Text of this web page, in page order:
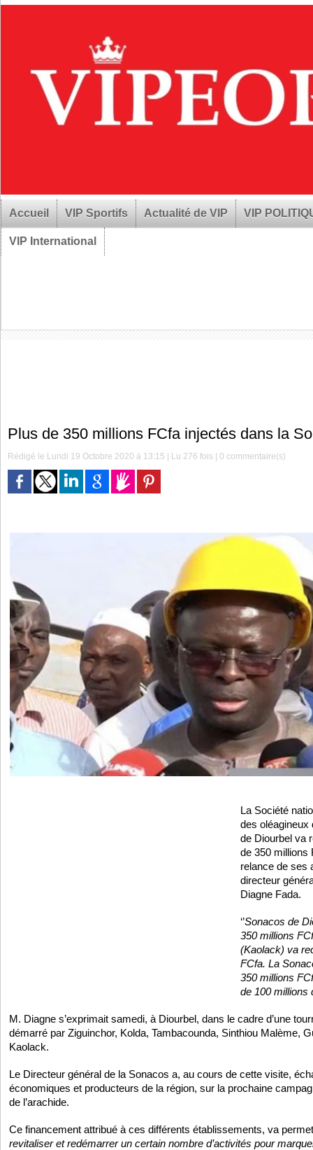
Accueil VIP Sportifs Actualité de VIP VIP
VIP International
Plus de 350 millions FCfa injectés dans la
Rédigé le Lundi 19 Octobre 2020 à 13:15 | Lu 276 fois |0 commentaire(s)
La Société
des oléagineux
de Diourbel va
de 350 millions
relance de ses
directeur
Diagne Fada.
‘’Sonacos de
350 millions
(Kaolack) va
FCfa. La
350 millions
de 100 millions
M. Diagne s’exprimait samedi, à Diourbel, dans le cadre d’une
démarré par Ziguinchor, Kolda, Tambacounda, Sinthiou Malème,
Kaolack.
Le Directeur général de la Sonacos a, au cours de cette visite,
économiques et producteurs de la région, sur la prochaine
de l’arachide.
Ce financement attribué à ces différents établissements, va
revitaliser et redémarrer un certain nombre d’activités pour